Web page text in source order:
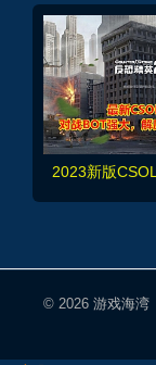
© 2026 游戏海湾